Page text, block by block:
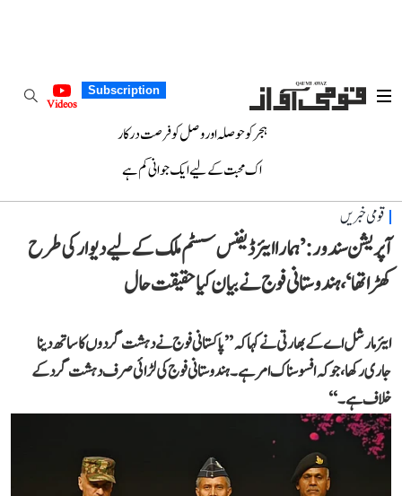
Subscription
Videos
ہجر کو حوصلہ اور وصل کو فرصت درکار
اک محبت کے لیے ایک جوانی کم ہے
قومی خبریں
آپریشن سندور: ’ہمارا ایئر ڈیفنس سسٹم ملک کے لیے دیوار کی طرح
کھڑا تھا‘، ہندوستانی فوج نے بیان کیا حقیقت حال
ایئر مارشل اے کے بھارتی نے کہا کہ ’’پاکستانی فوج نے دہشت گردوں کا ساتھ دینا
جاری رکھا، جو کہ افسوسناک امر ہے۔ ہندوستانی فوج کی لڑائی صرف دہشت گرد کے
خلاف ہے۔‘‘